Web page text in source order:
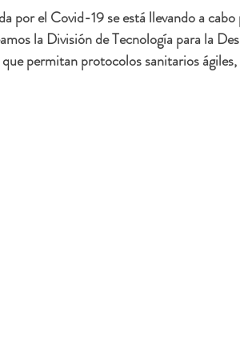
por el Covid-19 se está llevando a
la División de Tecnología para la
permitan protocolos sanitarios